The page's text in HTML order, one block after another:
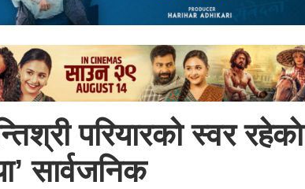
परियारको स्वर रहेकाे
सार्वजनिक